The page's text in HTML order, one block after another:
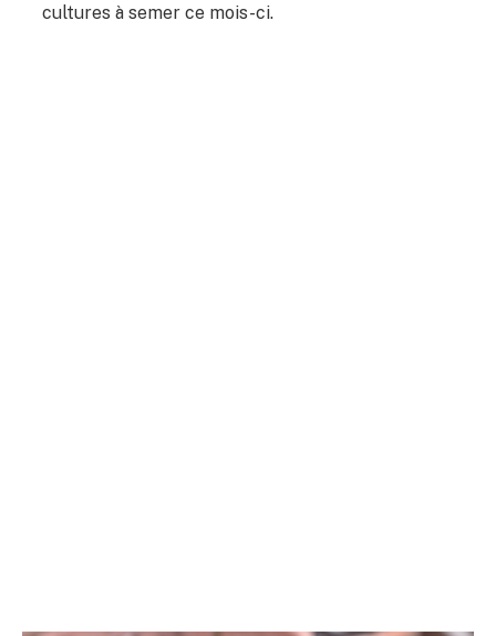
cultures à semer ce mois-ci.